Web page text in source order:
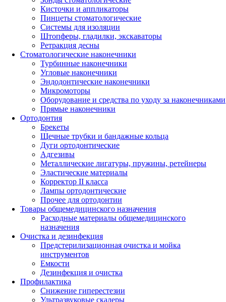
Кисточки и аппликаторы
Пинцеты стоматологические
Системы для изоляции
Штопферы, гладилки, экскаваторы
Ретракция десны
Стоматологические наконечники
Турбинные наконечники
Угловые наконечники
Эндодонтические наконечники
Микромоторы
Оборудование и средства по уходу за наконечниками
Прямые наконечники
Ортодонтия
Брекеты
Щечные трубки и бандажные кольца
Дуги ортодонтические
Адгезивы
Металлические лигатуры, пружины, ретейнеры
Эластические материалы
Корректор II класса
Лампы ортодонтические
Прочее для ортодонтии
Товары общемедицинского назначения
Расходные материалы общемедицинского
назначения
Очистка и дезинфекция
Предстерилизационная очистка и мойка
инструментов
Емкости
Дезинфекция и очистка
Профилактика
Снижение гиперестезии
Ультразвуковые скалеры